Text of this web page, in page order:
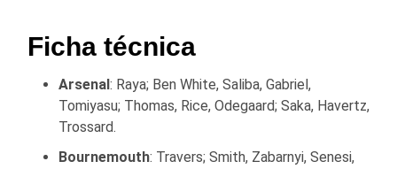
Ficha técnica
Arsenal : Raya; Ben White, Saliba, Gabriel,
Tomiyasu; Thomas, Rice, Odegaard; Saka, Havertz,
Trossard.
Bournemouth: Travers; Smith, Zabarnyi, Senesi,